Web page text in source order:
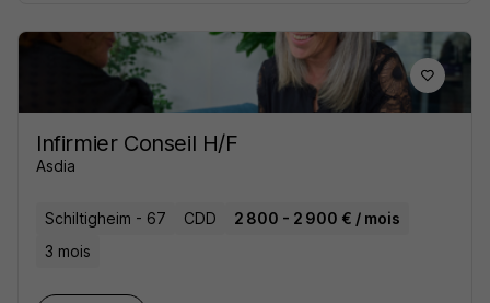
Infirmier Conseil H/F
Asdia
Schiltigheim - 67 CDD
2 800 - 2 900 € / mois
3 mois